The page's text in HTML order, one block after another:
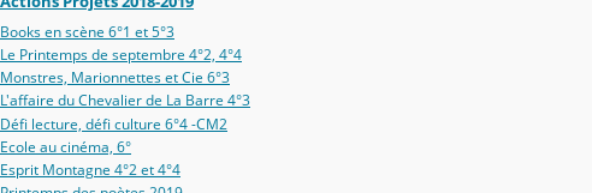
Books en scène 6°1 et 5°3
Le Printemps de septembre 4°2, 4°4
Monstres, Marionnettes et Cie 6°3
L'affaire du Chevalier de La Barre 4°3
Défi lecture, défi culture 6°4 -CM2
Ecole au cinéma, 6°
Esprit Montagne 4°2 et 4°4